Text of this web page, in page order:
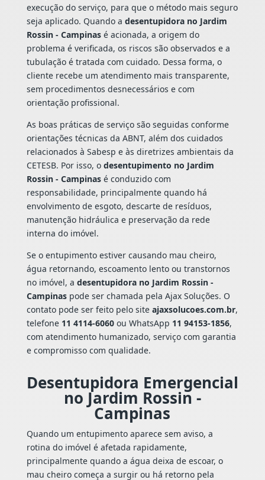
execução do serviço, para que o método mais seguro
seja aplicado. Quando a desentupidora no Jardim
Rossin - Campinasé acionada, a origem do
problema é verificada, os riscos são observados e a
tubulação é tratada com cuidado. Dessa forma, o
cliente recebe um atendimento mais transparente,
sem procedimentos desnecessários e com
orientação profissional.
As boas práticas de serviço são seguidas conforme
orientações técnicas da ABNT, além dos cuidados
relacionados à Sabesp e às diretrizes ambientais da
CETESB. Por isso, o desentupimento no Jardim
Rossin - Campinasé conduzido com
responsabilidade, principalmente quando há
envolvimento de esgoto, descarte de resíduos,
manutenção hidráulica e preservação da rede
interna do imóvel.
Se o entupimento estiver causando mau cheiro,
água retornando, escoamento lento ou transtornos
no imóvel, a desentupidora no Jardim Rossin -
Campinaspode ser chamada pela Ajax Soluções. O
contato pode ser feito pelo site ajaxsolucoes.com.br,
telefone 11 4114-6060ou WhatsApp 11 94153-1856,
com atendimento humanizado, serviço com garantia
e compromisso com qualidade.
Desentupidora Emergencial
no Jardim Rossin -
Campinas
Quando um entupimento aparece sem aviso, a
rotina do imóvel é afetada rapidamente,
principalmente quando a água deixa de escoar, o
mau cheiro começa a surgir ou há retorno pela